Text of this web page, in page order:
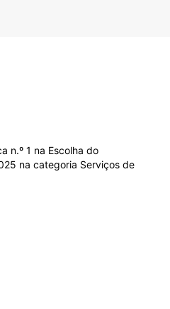
n.º 1 na Escolha do
na categoria Serviços de